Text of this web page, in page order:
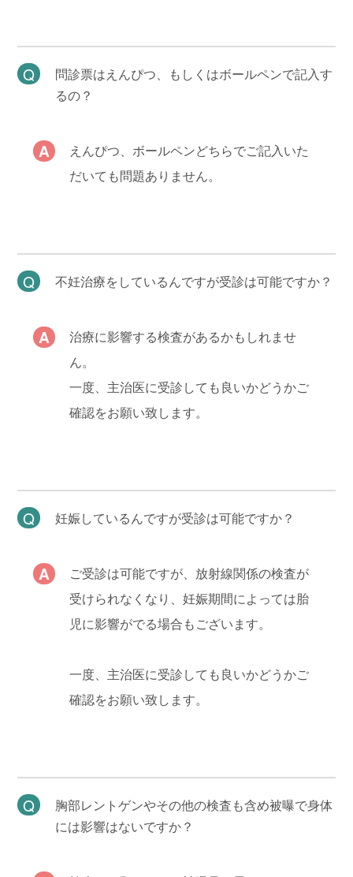
問診票はえんぴつ、もしくはボールペンで記入す
るの？
えんぴつ、ボールペンどちらでご記入いた
だいても問題ありません。
不妊治療をしているんですが受診は可能ですか？
治療に影響する検査があるかもしれませ
ん。
一度、主治医に受診しても良いかどうかご
確認をお願い致します。
妊娠しているんですが受診は可能ですか？
ご受診は可能ですが、放射線関係の検査が
受けられなくなり、妊娠期間によっては胎
児に影響がでる場合もございます。
一度、主治医に受診しても良いかどうかご
確認をお願い致します。
胸部レントゲンやその他の検査も含め被曝で身体
には影響はないですか？